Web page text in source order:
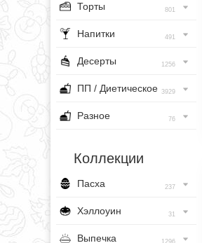
Торты 801
Напитки 491
Десерты 1256
ПП / Диетическое 3929
Разное 76
Коллекции
Пасха 237
Хэллоуин 31
Выпечка 1296